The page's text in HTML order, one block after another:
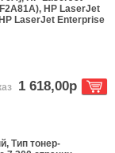
HP LaserJet
LaserJet Enterprise
1 618,00р
, Типтонер-